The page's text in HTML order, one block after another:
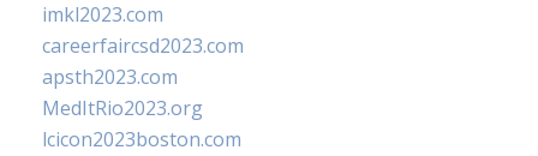
imkl2023.com
careerfaircsd2023.com
apsth2023.com
MedItRio2023.org
lcicon2023boston.com